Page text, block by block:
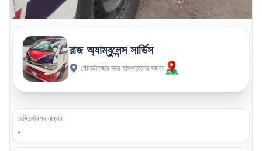
রাজ অ্যাম্বুলেন্স সার্ভিস
মৌলভীবাজার সদর হাসপাতালের সামনে
রেজিস্ট্রেশন নাম্বার
-